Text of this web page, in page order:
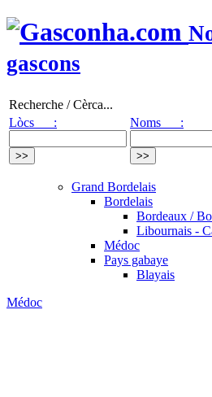
gascons
Recherche / Cèrca...
Lòcs :
Noms :
Grand Bordelais
Bordelais
Bordeaux /
Libournais -
Médoc
Pays gabaye
Blayais
Médoc